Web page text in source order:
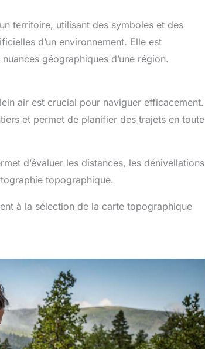
territoire, utilisant des symboles et des
d’un environnement. Elle est
géographiques d’une région.
air est crucial pour naviguer efficacement.
et permet de planifier des trajets en toute
d’évaluer les distances, les dénivellations
topographique.
à la sélection de la carte topographique